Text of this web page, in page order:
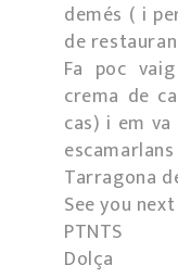
demés ( i
de
Fa poc
crema de
cas) i em
Tarragona
See you
PTNTS
Dolça